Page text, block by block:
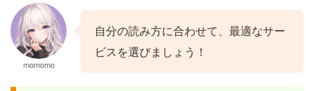
momomo
自分の読み方に合わせて、最適なサー
ビスを選びましょう！